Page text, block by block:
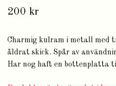
200 kr
Charmig kulram i metall med
åldrat skick. Spår av
Har nog haft en bottenplatta